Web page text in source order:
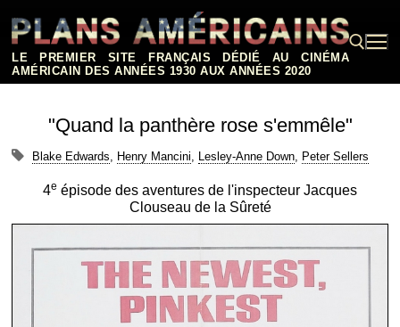
contenu
LE PREMIER SITE FRANÇAIS DÉDIÉ AU CINÉMA
AMÉRICAIN DES ANNÉES 1930 AUX ANNÉES 2020
Rechercher :
"Quand la panthère rose s'emmêle"
Blake Edwards, Henry Mancini, Lesley-Anne Down, Peter Sellers
4e épisode des aventures de l'inspecteur Jacques
Clouseau de la Sûreté